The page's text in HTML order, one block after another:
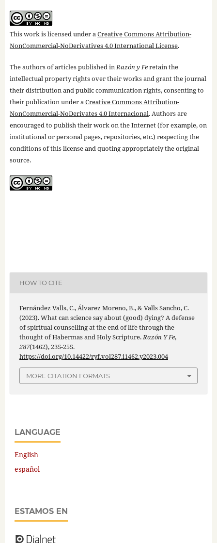
This work is licensed under aCreative Commons Attribution-
NonCommercial-NoDerivatives 4.0 International License.
The authors of articles published inRazón y Feretain the
intellectual property rights over their works and grant the journal
their distribution and public communication rights, consenting to
their publication under aCreative Commons Attribution-
NonCommercial-NoDerivates 4.0 Internacional. Authors are
encouraged to publish their work on the Internet (for example, on
institutional or personal pages, repositories, etc.) respecting the
conditions of this license and quoting appropriately the original
source.
HOW TO CITE
Fernández Valls, C., Álvarez Moreno, B., & Valls Sancho, C.
(2023). What can science say about (good) dying? A defense
of spiritual counselling at the end of life through the
thought of Habermas and Holy Scripture.Razón Y Fe,
287(1462), 235-255.
https://doi.org/10.14422/ryf.vol287.i1462.y2023.004
MORE CITATION FORMATS
LANGUAGE
English
español
ESTAMOS EN